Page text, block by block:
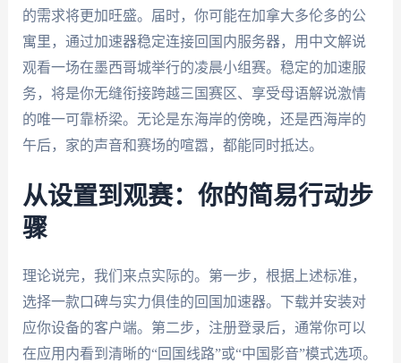
的需求将更加旺盛。届时，你可能在加拿大多伦多的公
寓里，通过加速器稳定连接回国内服务器，用中文解说
观看一场在墨西哥城举行的凌晨小组赛。稳定的加速服
务，将是你无缝衔接跨越三国赛区、享受母语解说激情
的唯一可靠桥梁。无论是东海岸的傍晚，还是西海岸的
午后，家的声音和赛场的喧嚣，都能同时抵达。
从设置到观赛：你的简易行动步
骤
理论说完，我们来点实际的。第一步，根据上述标准，
选择一款口碑与实力俱佳的回国加速器。下载并安装对
应你设备的客户端。第二步，注册登录后，通常你可以
在应用内看到清晰的“回国线路”或“中国影音”模式选项。